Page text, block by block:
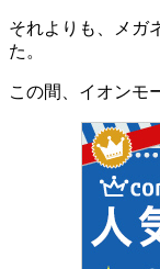
それよりも、メガ
た。
この間、イオンモ